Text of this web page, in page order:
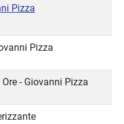
Pizza
Pizza
Ore - Giovanni Pizza